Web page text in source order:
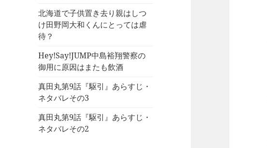
北海道で子供置き去り親はしつ
け田野岡大和くんにとっては虐
待？
Hey!Say!JUMP中島裕翔警察の
御用に原因はまたも飲酒
真田丸第9話『駆引』あらすじ・
ネタバレその3
真田丸第9話『駆引』あらすじ・
ネタバレその2